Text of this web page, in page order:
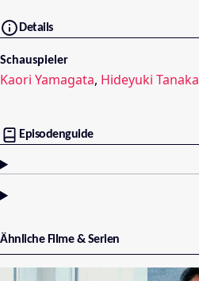
Details
Schauspieler
Kaori Yamagata, Hideyuki Tanaka
Episodenguide
Ähnliche Filme & Serien